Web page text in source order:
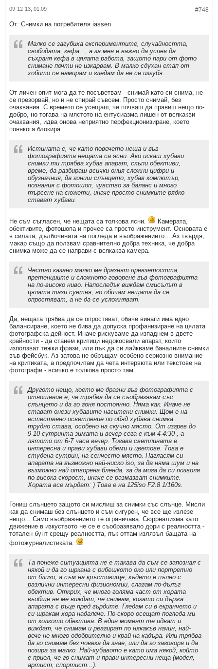
#748
09-12-13, 01:09
От: Снимки на потребителя iassen
Малко се загубиха експериментите, случайността,
свободата, кефа..., а за мен е важно да успея да
съхраня кефа в цялата работа, защото пари от фото
снимане почти не изкарвам. В малко сдухан етап от
хобито се намирам и гледам да не се изгубя...
От личен опит мога да те посъветвам - снимай като си снима, не
се презорвай, но и не спирай съвсем. Просто снимай, без
очаквания. С времето се усещаш, че почваш да правиш нещо по-
добро, но тогава на мястото на ентусиазма лишен от всякакви
очаквания, идва онова неприятно перфекционизиране, което
понякога блокира.
Истината е, че като повечето неща и във
фотографията нещата са ясни. Ако искаш хубави
снимки ти трябва хубав апарат, скъпи обективи,
време, да разбираш всички ония сложни цифри и
обузначния, да гониш слънцето, хубав компютър,
познания с фотошоп, чувство за баланс и много
търсене на сюжети, иначе просто снимките рядко
стават хубави.
Не съм съгласен, че нещата са толкова ясни.
Камерата,
обективите, фотошопа и прочее са просто инструмент. Основата е
в силата, дълбочината на погледа и въображението... Аз твърдя,
макар също да ползвам сравнително добра техника, че добра
снимка може да се направи с всякаква камера.
Честно казано малко ме дразнят превзетостта,
претенциите и сложното говорене във фотографията
на по-високо ниво. Напоследък виждам смисълът в
цялата тази суетня, но обичам нещата да се
опростяват, а не да се усложняват.
Да, нещата трябва да се опростяват, обаче винаги има едно
балансиране, което не бива да допуска профанизиране на цялата
фотографска дейност. Иначе рискуваме да изпаднем в двете
крайности - да станем критици недокосвали апарат, които
използват тежки фрази, или пък да си лайкваме баналните снимки
във фейсбук. Аз затова не обръщам особено сериозно внимание
на критиката, а предпочитам да чета интервюта или текстове на
фотографи - всичко е толкова просто там...
Другото нещо, което ме дразни във фотографията с
отношение е, че трябва да се съобразявам със
слънцето и да го гоня постоянно. Няма как. Иначе не
стават онези хубавите наситени снимки. Щом е на
естествено осветление по обяд хубава снимка...
трудно става, особено на скучно място. От изгрев до
9-10 сутринта зимата и вечер сега е към 4-4:30 , а
лятото от 6-7 часа вечер. Тогава светлината е
интересна и прави хубави обеми и цветове. Това е
студена сутрин, на сенчесто място. Нагласям си
апарата на възможно най-ниско iso, за да няма шум и на
възможно най отворена бленда, за да мога да си позволя
по-висока скорост, иначе се размазват снимките.
Хората все мърдат: ) Това е на 125iso F2.8 1/160s.
Гониш слънцето защото си мислиш за снимки със слънце. Мисли
как да снимаш без слънцето и съм сигурен, че все ще излезе
нещо... Само въображението те ограничава. Сюрреализма като
движение в изкуството не се е съобразявало дори с реалността -
тотален бунт срещу реалността, пък оттам излязъл бащата на
фотожурналистиката.
Та понеже ситуацията не е такава да съм се запознал с
някой и да го щркана с рибешкото око или портретно
от близо, а съм на кръстовище, където е пълно с
различни интересни физиономии, слагам пo-дълъг
обектив. Открих, че много голяма част от хората
въобще не ме виждат, че снимам, когато си държа
апарата с ръце пред гърдите. Гледам си в екранчето и
си щракам хора надалече. По-скоро осещат погледа ми
от колкото обектива. В един момент те идват и
виждат, че снимам и реагират по някакъв начин, най-
вече не много одобрително и край на кадъра. Или трябва
да го снимам без човека да знае, или да го заговоря и да
позира за малко. Най-хубавото е като има някой, който
е приел, че го снимат и прави интересни неща (модел,
артист, спортист...).